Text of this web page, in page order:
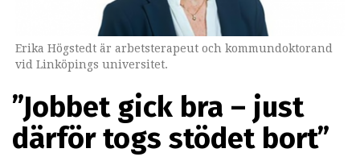
Erika Högstedt är arbetsterapeut och kommundoktorand
vid Linköpings universitet.
”Jobbet gick bra – just
därför togs stödet bort”